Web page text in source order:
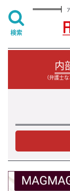
内
（弁護士
検索